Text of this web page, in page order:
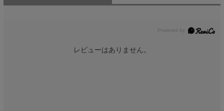
レビューはありません。